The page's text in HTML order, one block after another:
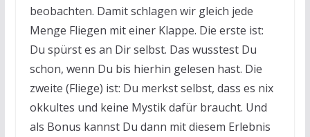
beobachten. Damit schlagen wir gleich jede
Menge Fliegen mit einer Klappe. Die erste ist:
Du spürst es an Dir selbst. Das wusstest Du
schon, wenn Du bis hierhin gelesen hast. Die
zweite (Fliege) ist: Du merkst selbst, dass es nix
okkultes und keine Mystik dafür braucht. Und
als Bonus kannst Du dann mit diesem Erlebnis